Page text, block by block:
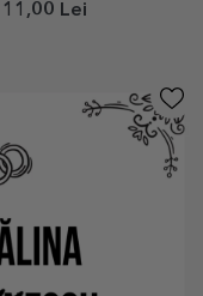
11,00 Lei